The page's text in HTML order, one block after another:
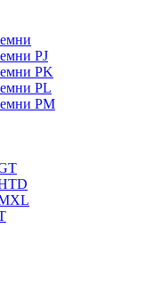
PJ
PK
PL
PM